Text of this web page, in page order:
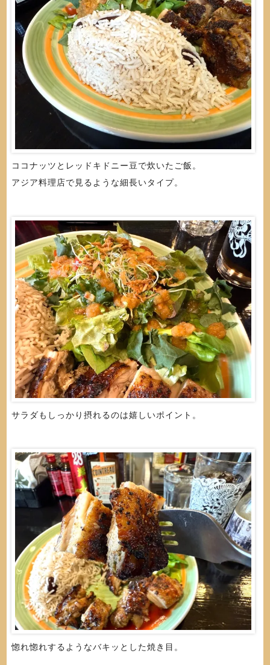
ココナッツとレッドキドニー豆で炊いたご飯。
アジア料理店で見るような細長いタイプ。
サラダもしっかり摂れるのは嬉しいポイント。
惚れ惚れするようなバキッとした焼き目。